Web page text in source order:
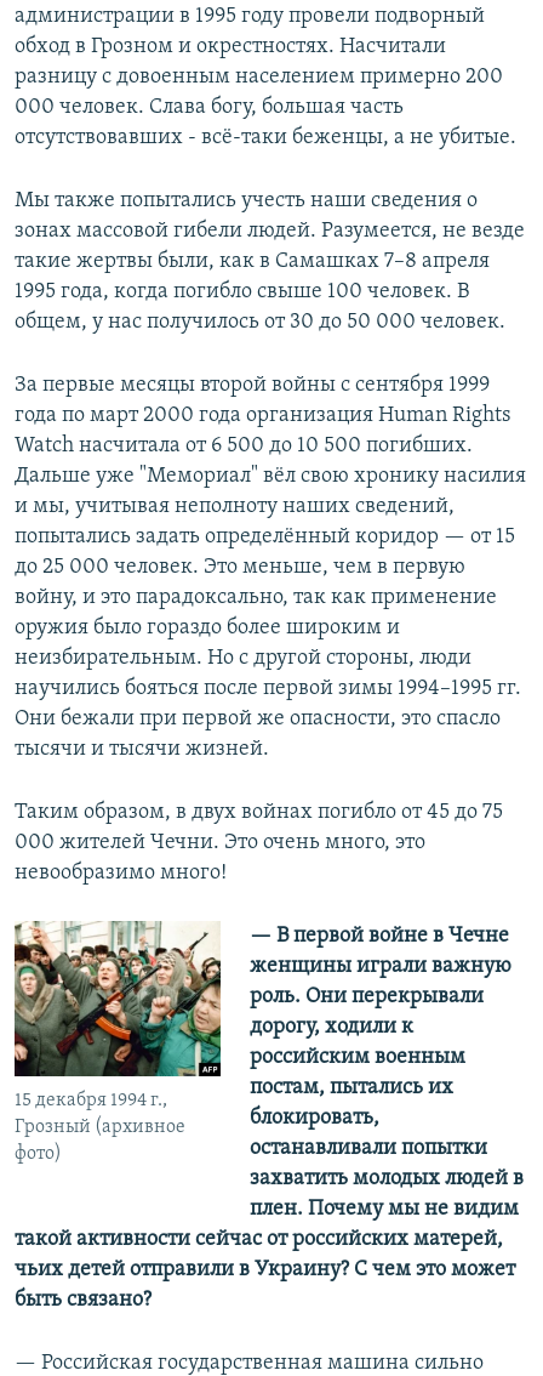
администрации в 1995 году провели подворный
обход в Грозном и окрестностях. Насчитали
разницу с довоенным населением примерно 200
000 человек. Слава богу, большая часть
отсутствовавших - всё-таки беженцы, а не убитые.
Мы также попытались учесть наши сведения о
зонах массовой гибели людей. Разумеется, не везде
такие жертвы были, как в Самашках 7–8 апреля
1995 года, когда погибло свыше 100 человек. В
общем, у нас получилось от 30 до 50 000 человек.
За первые месяцы второй войны с сентября 1999
года по март 2000 года организация Human Rights
Watch насчитала от 6 500 до 10 500 погибших.
Дальше уже "Мемориал" вёл свою хронику насилия
и мы, учитывая неполноту наших сведений,
попытались задать определённый коридор — от 15
до 25 000 человек. Это меньше, чем в первую
войну, и это парадоксально, так как применение
оружия было гораздо более широким и
неизбирательным. Но с другой стороны, люди
научились бояться после первой зимы 1994–1995 гг.
Они бежали при первой же опасности, это спасло
тысячи и тысячи жизней.
Таким образом, в двух войнах погибло от 45 до 75
000 жителей Чечни. Это очень много, это
невообразимо много!
15 декабря 1994 г.,
Грозный (архивное
фото)
— В первой войне в Чечне
женщины играли важную
роль. Они перекрывали
дорогу, ходили к
российским военным
постам, пытались их
блокировать,
останавливали попытки
захватить молодых людей в
плен. Почему мы не видим
такой активности сейчас от российских матерей,
чьих детей отправили в Украину? С чем это может
быть связано?
— Российская государственная машина сильно